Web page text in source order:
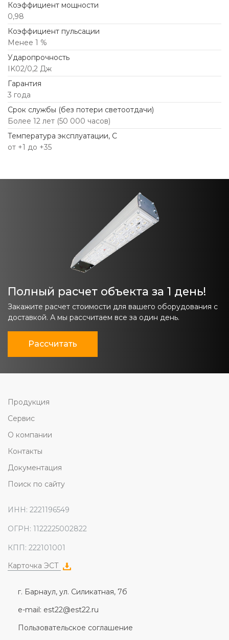
Коэффициент мощности
0,98
Коэффициент пульсации
Менее 1 %
Ударопрочность
IK02/0,2 Дж
Гарантия
3 года
Срок службы (без потери светоотдачи)
Более 12 лет (50 000 часов)
Температура эксплуатации, С
от +1 до +35
Полный расчет объекта за 1 день!
Закажите расчет стоимости для вашего оборудования с
доставкой. А мы рассчитаем все за один день.
Рассчитать
Продукция
Сервис
О компании
Контакты
Документация
Поиск по сайту
ИНН: 2221196549
ОГРН: 1122225002822
КПП: 222101001
Карточка ЭСТ
г. Барнаул, ул. Силикатная, 7б
e-mail: est22@est22.ru
Пользовательское соглашение